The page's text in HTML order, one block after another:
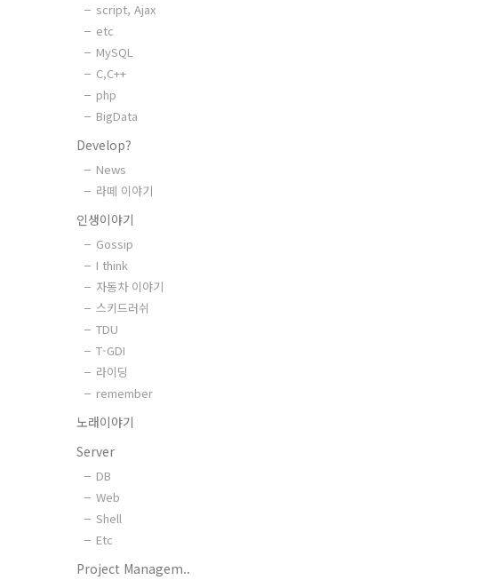
script, Ajax
etc
MySQL
C,C++
php
BigData
Develop?
News
라떼 이야기
인생이야기
Gossip
I think
자동차 이야기
스키드러쉬
TDU
T-GDI
라이딩
remember
노래이야기
Server
DB
Web
Shell
Etc
Project Managem..